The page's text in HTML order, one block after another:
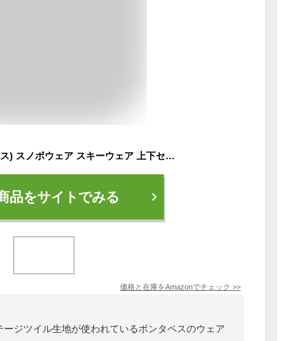
PONTAPES(ポンタぺス) スノボウェア スキーウェア 上下セット 2点セット メンズ レディース 6サイズ ダークカーキ/ブラック Lサイズ スノーウェア スノーボードウェア ジャケット パンツ 滑雪服
品をサイトでみる
価格と在庫をAmazonでチェック >>
ジツイル生地が使われているポンタペスのウェア